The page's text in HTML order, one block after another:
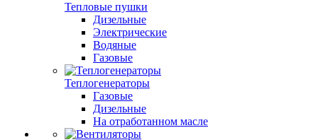
Тепловые пушки
Дизельные
Электрические
Водяные
Газовые
Теплогенераторы
Газовые
Дизельные
На отработанном масле